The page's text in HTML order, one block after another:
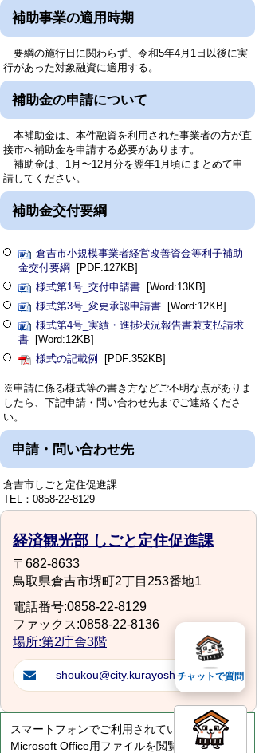
補助事業の適用時期
要綱の施行日に関わらず、令和5年4月1日以後に実
行があった対象融資に適用する。
補助金の申請について
本補助金は、本件融資を利用された事業者の方が直
接市へ補助金を申請する必要があります。
補助金は、1月〜12月分を翌年1月頃にまとめて申
請してください。
補助金交付要綱
倉吉市小規模事業者経営改善資金等利子補助
金交付要綱
[PDF:127KB]
様式第1号_交付申請書 [Word:13KB]
様式第3号_変更承認申請書 [Word:12KB]
様式第4号_実績・進捗状況報告書兼支払請求
書 [Word:12KB]
様式の記載例
[PDF:352KB]
※申請に係る様式等の書き方などご不明な点がありま
したら、下記申請・問い合わせ先までご連絡くださ
い。
申請・問い合わせ先
倉吉市しごと定住促進課
TEL：0858-22-8129
経済観光部 しごと定住促進課
〒682-8633
鳥取県倉吉市堺町2丁目253番地1
電話番号:0858-22-8129
ファックス:0858-22-8136
場所:第2庁舎3階
shoukou@city.kurayoshi.lg.jp
スマートフォンでご利用されている場合、
Microsoft Office用ファイルを閲覧できるアプ
チャットで質問